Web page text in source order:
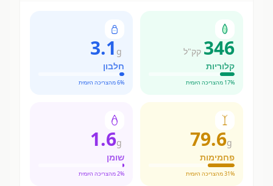
346 קק"ל
קלוריות
17% מהצריכה היומית
3.1 g
חלבון
6% מהצריכה היומית
79.6g
פחמימות
31% מהצריכה היומית
1.6g
שומן
2% מהצריכה היומית